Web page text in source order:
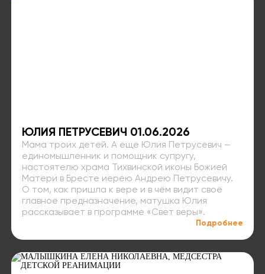
ЮЛИЯ ПЕТРУСЕВИЧ 01.06.2026
Мама троих детей. А ещё Юлия Петрусевич —
единомышленник и помощник супругу,
настоятелю храма Тихвинской иконы Божией
Матери в Бресте иерею Андрею Петрусевичу.
О том, как пришла к вере и в чём видит своё
главное предназначение, матушка Юлия
рассказывает в программе «Свет веры».
Подробнее